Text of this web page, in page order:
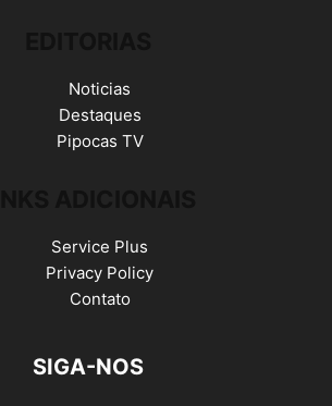
Noticias
Destaques
Pipocas TV
Service Plus
Privacy Policy
Contato
SIGA-NOS